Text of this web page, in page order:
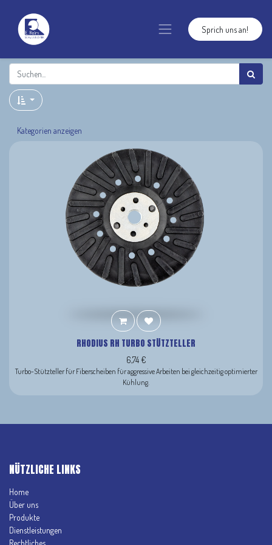
Sprich uns an!
Kategorien anzeigen
RHODIUS RH TURBO STÜTZTELLER
6,74€
Turbo-Stützteller für Fiberscheiben für aggressive Arbeiten bei gleichzeitig optimierter
Kühlung.
NÜTZLICHE LINKS
Home
Über uns
Produkte
Dienstleistungen
Rechtliches